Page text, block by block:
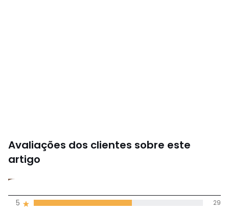
Avaliações dos clientes sobre este
artigo
4,3
5 29